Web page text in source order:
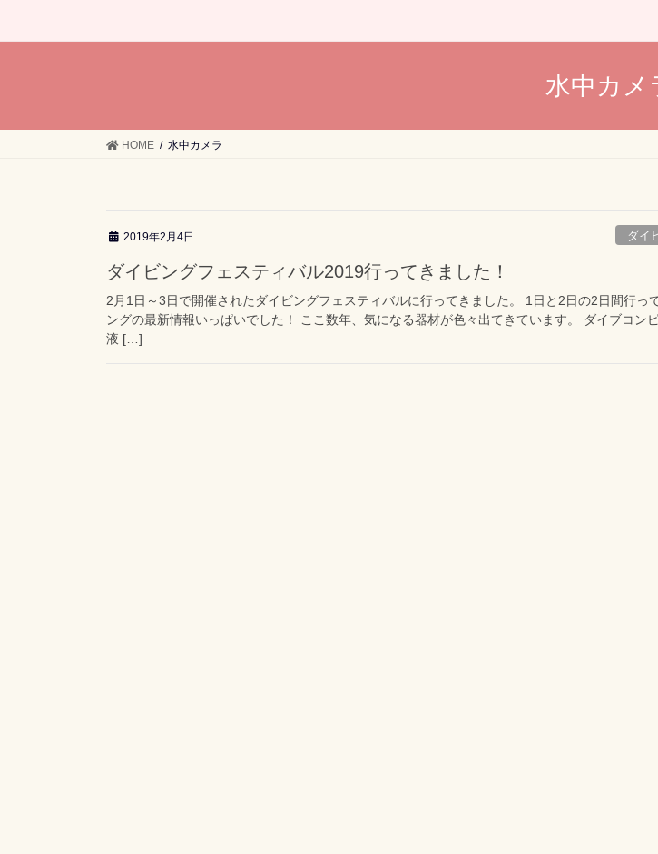
水中カメ
HOME 水中カメラ
2019年2月4日 ダイ
ダイビングフェスティバル2019行ってきました！
2月1日～3日で開催されたダイビングフェスティバルに行ってきました。 1日と2日の2日間行っ
ングの最新情報いっぱいでした！ ここ数年、気になる器材が色々出てきています。 ダイブコン
液 […]